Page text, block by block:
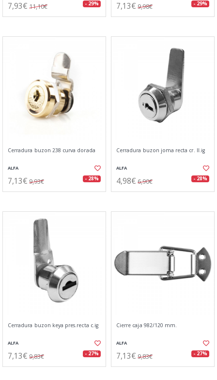
7,93€ 11,10€ - 29% 7,13€ 9,98€ - 29%
Cerradura buzon 238 curva dorada
ALFA
7,13€ 9,93€ - 28%
Cerradura buzon joma recta cr. ll.ig
ALFA
4,98€ 6,90€ - 28%
Cerradura buzon keya pres.recta c.ig
ALFA
7,13€ 9,83€ - 27%
Cierre caja 982/120 mm.
ALFA
7,13€ 9,83€ - 27%